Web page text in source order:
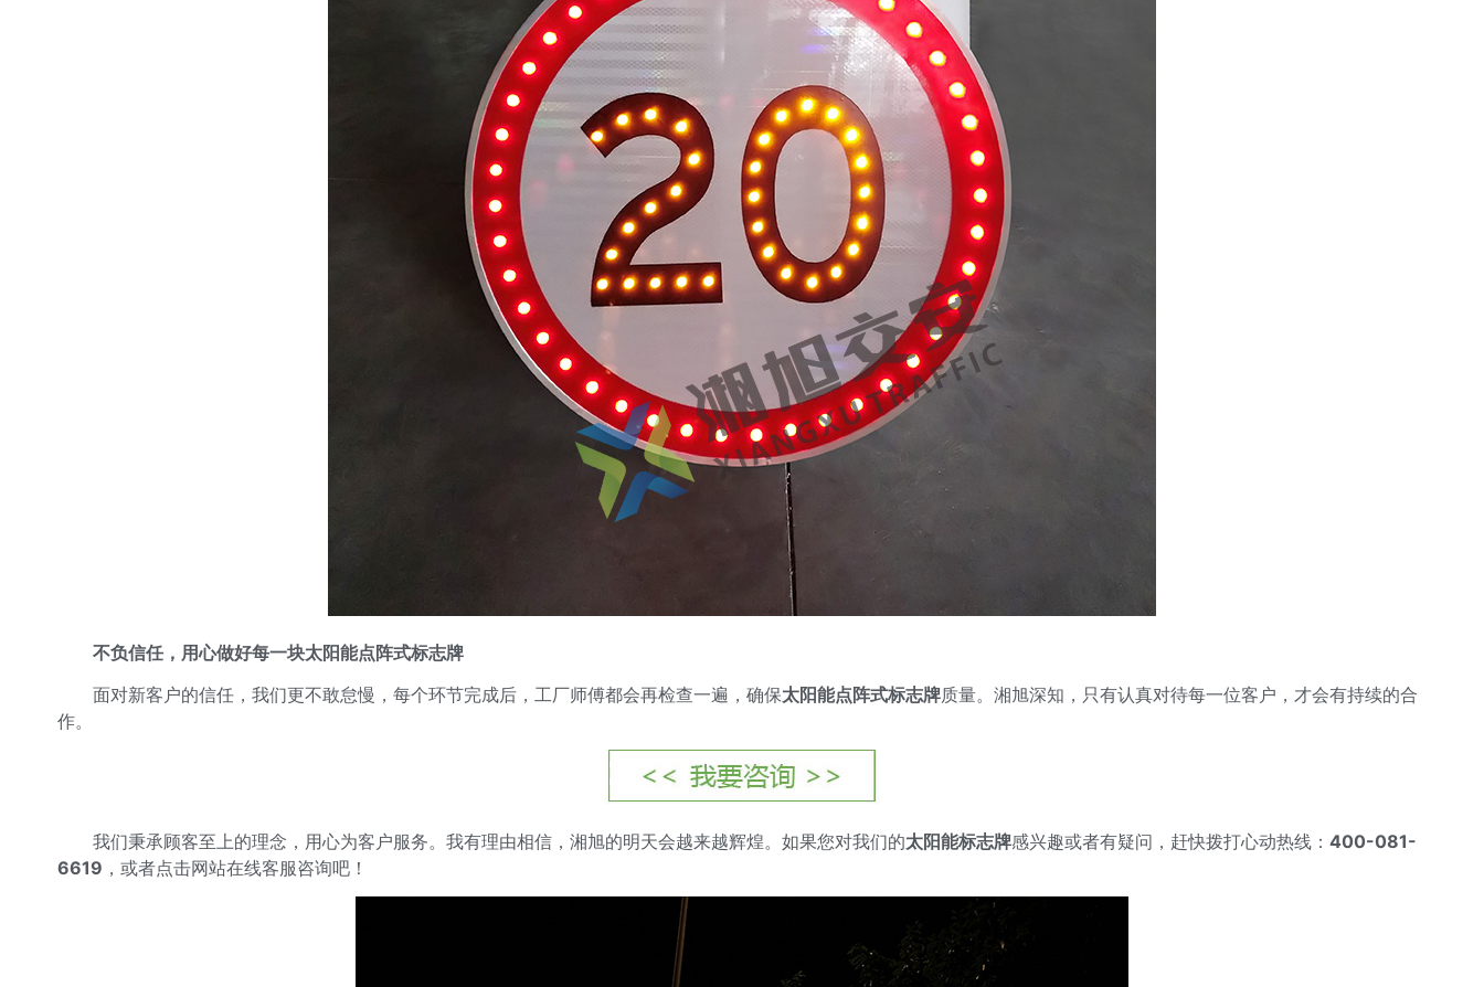
不负信任，用心做好每一块太阳能点阵式标志牌
面对新客户的信任，我们更不敢怠慢，每个环节完成后，工厂师傅都会再检查一遍，确保太阳能点阵式标志牌质量。湘旭深知，只有认真对待每一位客户，才会有持续的合
作。
我们秉承顾客至上的理念，用心为客户服务。我有理由相信，湘旭的明天会越来越辉煌。如果您对我们的太阳能标志牌感兴趣或者有疑问，赶快拨打心动热线： 400-081-
6619 ，或者点击网站在线客服咨询吧！